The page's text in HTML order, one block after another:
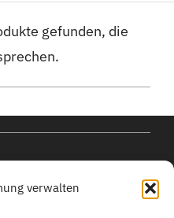
verwalten
gefunden, die